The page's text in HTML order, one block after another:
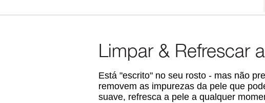
Limpar & Refrescar
Está "escrito" no seu rosto - mas não
removem as impurezas da pele que
suave, refresca a pele a qualquer